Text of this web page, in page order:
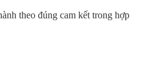
theo đúng cam kết trong hợp